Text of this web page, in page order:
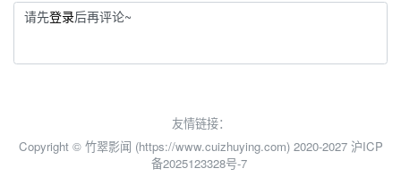
请先登录后再评论~
友情链接：
Copyright © 竹翠影闻 (https://www.cuizhuying.com) 2020-2027 沪ICP
备2025123328号-7